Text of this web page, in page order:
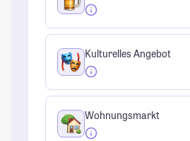
Kulturelles Angebot
Wohnungsmarkt